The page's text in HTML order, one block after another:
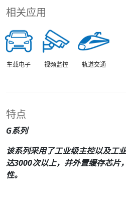
相关应用
车载电子 视频监控 轨道交通
特点
G系列
该系列采用了工业级主控以及工
达3000次以上，并外置缓存芯片
性。